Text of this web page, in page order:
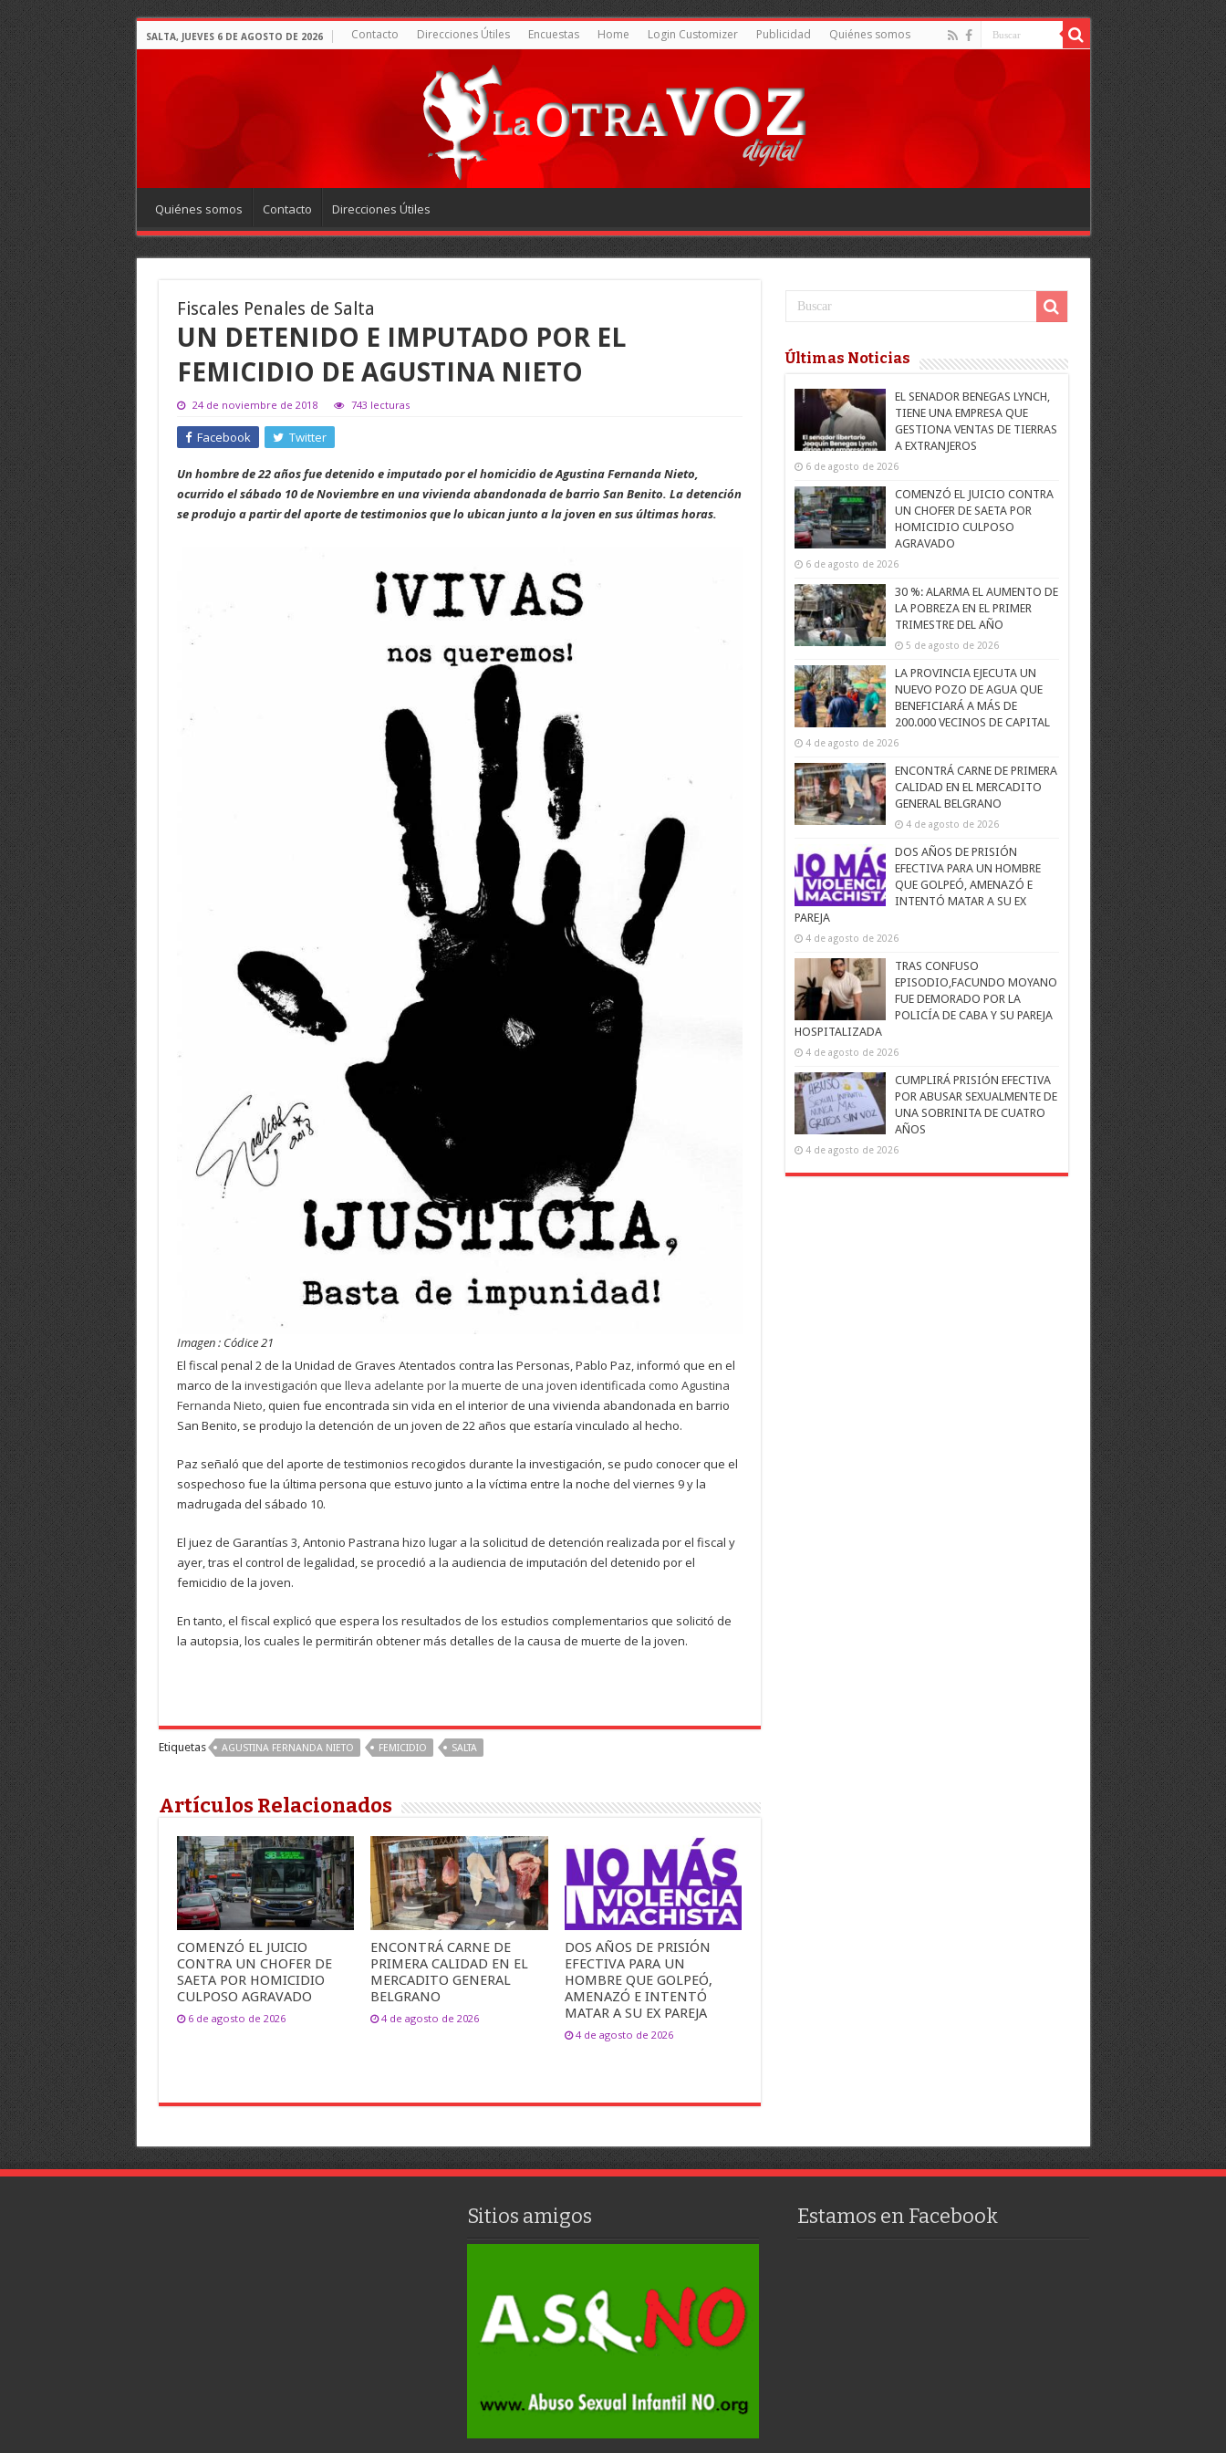
SALTA, JUEVES 6 DE AGOSTO DE 2026 Contacto Direcciones Útiles Encuestas Home Login Customizer Publicidad Quiénes somos
Quiénes somos Contacto Direcciones Útiles
Fiscales Penales de Salta
UN DETENIDO E IMPUTADO POR EL
FEMICIDIO DE AGUSTINA NIETO
24 de noviembre de 2018 743 lecturas
Facebook Twitter
Un hombre de 22 años fue detenido e imputado por el homicidio de Agustina Fernanda Nieto,
ocurrido el sábado 10 de Noviembre en una vivienda abandonada de barrio San Benito. La detención
se produjo a partir del aporte de testimonios que lo ubican junto a la joven en sus últimas horas.
Imagen : Códice 21
El fiscal penal 2 de la Unidad de Graves Atentados contra las Personas, Pablo Paz, informó que en el
marco de la investigación que lleva adelante por la muerte de una joven identificada como Agustina
Fernanda Nieto , quien fue encontrada sin vida en el interior de una vivienda abandonada en barrio
San Benito, se produjo la detención de un joven de 22 años que estaría vinculado al hecho.
Paz señaló que del aporte de testimonios recogidos durante la investigación, se pudo conocer que el
sospechoso fue la última persona que estuvo junto a la víctima entre la noche del viernes 9 y la
madrugada del sábado 10.
El juez de Garantías 3, Antonio Pastrana hizo lugar a la solicitud de detención realizada por el fiscal y
ayer, tras el control de legalidad, se procedió a la audiencia de imputación del detenido por el
femicidio de la joven.
En tanto, el fiscal explicó que espera los resultados de los estudios complementarios que solicitó de
la autopsia, los cuales le permitirán obtener más detalles de la causa de muerte de la joven.
Etiquetas AGUSTINA FERNANDA NIETO FEMICIDIO SALTA
Artículos Relacionados
COMENZÓ EL JUICIO
CONTRA UN CHOFER DE
SAETA POR HOMICIDIO
CULPOSO AGRAVADO
6 de agosto de 2026
ENCONTRÁ CARNE DE
PRIMERA CALIDAD EN EL
MERCADITO GENERAL
BELGRANO
4 de agosto de 2026
DOS AÑOS DE PRISIÓN
EFECTIVA PARA UN
HOMBRE QUE GOLPEÓ,
AMENAZÓ E INTENTÓ
MATAR A SU EX PAREJA
4 de agosto de 2026
Últimas Noticias
EL SENADOR BENEGAS LYNCH,
TIENE UNA EMPRESA QUE
GESTIONA VENTAS DE TIERRAS
A EXTRANJEROS
6 de agosto de 2026
COMENZÓ EL JUICIO CONTRA
UN CHOFER DE SAETA POR
HOMICIDIO CULPOSO
AGRAVADO
6 de agosto de 2026
30 %: ALARMA EL AUMENTO DE
LA POBREZA EN EL PRIMER
TRIMESTRE DEL AÑO
5 de agosto de 2026
LA PROVINCIA EJECUTA UN
NUEVO POZO DE AGUA QUE
BENEFICIARÁ A MÁS DE
200.000 VECINOS DE CAPITAL
4 de agosto de 2026
ENCONTRÁ CARNE DE PRIMERA
CALIDAD EN EL MERCADITO
GENERAL BELGRANO
4 de agosto de 2026
DOS AÑOS DE PRISIÓN
EFECTIVA PARA UN HOMBRE
QUE GOLPEÓ, AMENAZÓ E
INTENTÓ MATAR A SU EX
PAREJA
4 de agosto de 2026
TRAS CONFUSO
EPISODIO,FACUNDO MOYANO
FUE DEMORADO POR LA
POLICÍA DE CABA Y SU PAREJA
HOSPITALIZADA
4 de agosto de 2026
CUMPLIRÁ PRISIÓN EFECTIVA
POR ABUSAR SEXUALMENTE DE
UNA SOBRINITA DE CUATRO
AÑOS
4 de agosto de 2026
Sitios amigos Estamos en Facebook